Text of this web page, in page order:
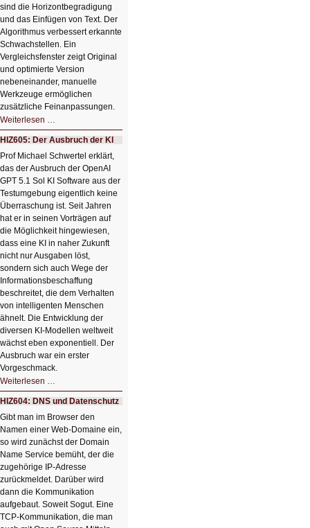
sind die Horizontbegradigung
und das Einfügen von Text. Der
Algorithmus verbessert erkannte
Schwachstellen. Ein
Vergleichsfenster zeigt Original
und optimierte Version
nebeneinander, manuelle
Werkzeuge ermöglichen
zusätzliche Feinanpassungen.
Weiterlesen …
Bildverschönerung
mit
einem
Klick
HIZ606:
Bildverschönerung
mit
einem
Klick
HIZ605: Der Ausbruch der KI
Prof Michael Schwertel erklärt,
das der Ausbruch der OpenAI
GPT 5.1 Sol KI Software aus der
Testumgebung eigentlich keine
Überraschung ist. Seit Jahren
hat er in seinen Vorträgen auf
die Möglichkeit hingewiesen,
dass eine KI in naher Zukunft
nicht nur Ausgaben löst,
sondern sich auch Wege der
Informationsbeschaffung
beschreitet, die dem Verhalten
von intelligenten Menschen
ähnelt. Die Entwicklung der
diversen KI-Modellen weltweit
wächst eben exponentiell. Der
Ausbruch war ein erster
Vorgeschmack.
Weiterlesen …
Der
Ausbruch
der
KI
HIZ604: DNS und Datenschutz
Gibt man im Browser den
Namen einer Web-Domaine ein,
so wird zunächst der Domain
Name Service bemüht, der die
zugehörige IP-Adresse
zurückmeldet. Darüber wird
dann die Kommunikation
aufgebaut. Soweit Sogut. Eine
TCP-Kommunikation, die man